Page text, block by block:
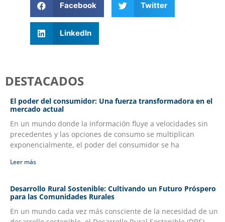
Facebook Twitter
LinkedIn
DESTACADOS
El poder del consumidor: Una fuerza transformadora en el
mercado actual
En un mundo donde la información fluye a velocidades sin
precedentes y las opciones de consumo se multiplican
exponencialmente, el poder del consumidor se ha
Leer más
Desarrollo Rural Sostenible: Cultivando un Futuro Próspero
para las Comunidades Rurales
En un mundo cada vez más consciente de la necesidad de un